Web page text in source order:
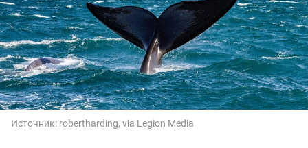
Источник: robertharding, via Legion Media